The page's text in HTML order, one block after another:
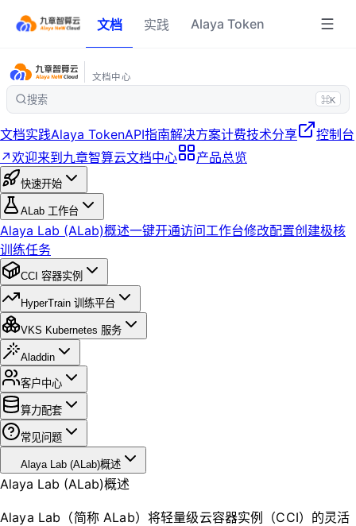
文档 实践 Alaya Token
文档中心
搜索 ⌘K
文档实践Alaya TokenAPI指南解决方案计费技术分享
控制台
↗欢迎来到九章智算云文档中心 产品总览
快速开始
ALab 工作台
Alaya Lab (ALab)概述一键开通访问工作台修改配置创建极核
训练任务
CCI 容器实例
HyperTrain 训练平台
VKS Kubernetes 服务
Aladdin
客户中心
算力配套
常见问题
Alaya Lab (ALab)概述
Alaya Lab (ALab)概述
Alaya Lab（简称 ALab）将轻量级云容器实例（CCI）的灵活